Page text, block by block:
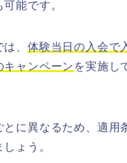
能です。
は、体験当日の入会で
キャンペーン を実施し
に異なるため、適用
ょう。